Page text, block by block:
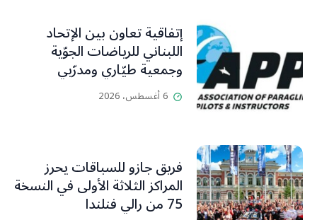
إتفاقية تعاون بين الإتحاد
اللبناني للرياضات الجوّية
وجمعية طيّاري ومدرّبي
الطيران الشراعي
6 أغسطس، 2026
فريق جازو للسباقات يحرز
المراكز الثلاثة الأولى في النسخة
75 من رالي فنلندا